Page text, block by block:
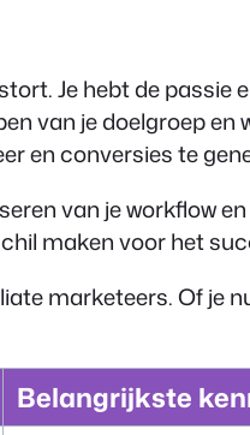
Je hebt de passie
van je doelgroep en
en conversies te
van je workflow
maken voor het
marketeers. Of je
Belangrijkste